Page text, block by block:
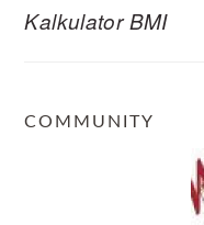
Kalkulator BMI
COMMUNITY